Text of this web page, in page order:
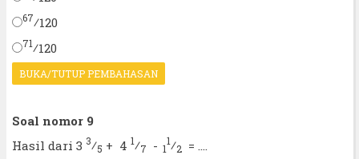
67⁄120
71⁄120
BUKA/TUTUP PEMBAHASAN
Soal nomor 9
Hasil dari 3 3⁄5 + 4 1⁄7 - 1
1⁄2 = ....